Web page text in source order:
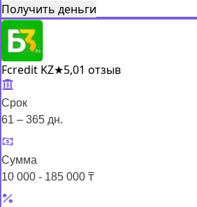
Получить деньги
Fcredit KZ★5,01 отзыв
Срок
61 – 365 дн.
Сумма
10 000 - 185 000 ₸